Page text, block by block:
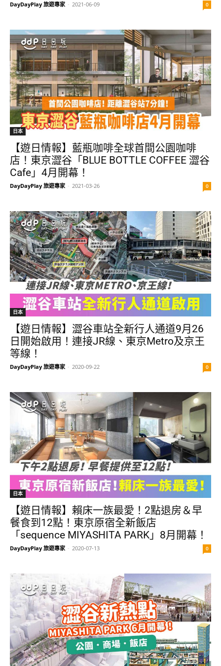
DayDayPlay 旅遊專家 - 2021-06-09 0
日本
【遊日情報】藍瓶咖啡全球首間公園咖啡
店！東京澀谷「BLUE BOTTLE COFFEE 澀谷
Cafe」4月開幕！
DayDayPlay 旅遊專家 - 2021-03-26 0
日本
【遊日情報】澀谷車站全新行人通道9月26
日開始啟用！連接JR線、東京Metro及京王
等線！
DayDayPlay 旅遊專家 - 2020-09-22 0
日本
【遊日情報】賴床一族最愛！2點退房＆早
餐食到12點！東京原宿全新飯店
「sequence MIYASHITA PARK」8月開幕！
DayDayPlay 旅遊專家 - 2020-07-13 0